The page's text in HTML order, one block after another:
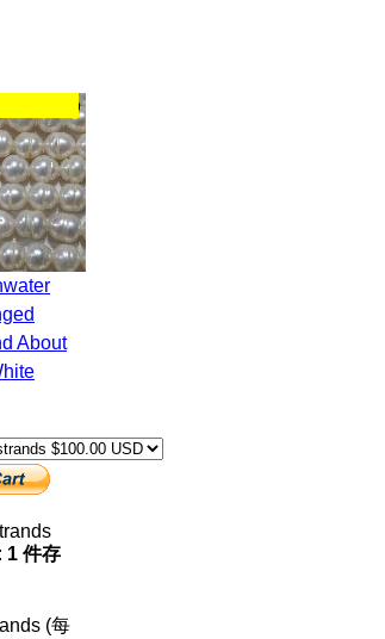
About
1 件存
(每